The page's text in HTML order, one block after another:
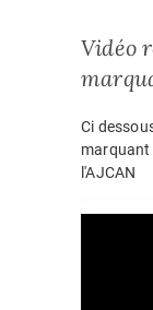
Vidéo
Ci
marquant
l'AJCAN